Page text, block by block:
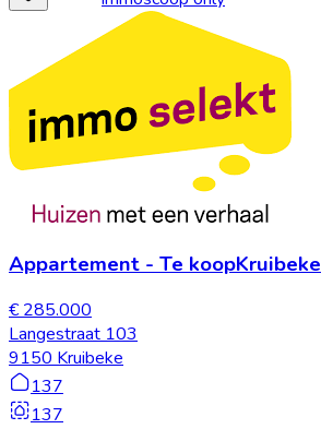
Appartement - Te koopKruibeke
€ 285.000
Langestraat 103
9150 Kruibeke
137
137